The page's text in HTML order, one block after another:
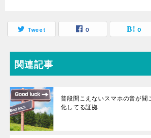
Tweet 0 0
関連記事
普段聞こえないスマホの音が聞
化してる証拠